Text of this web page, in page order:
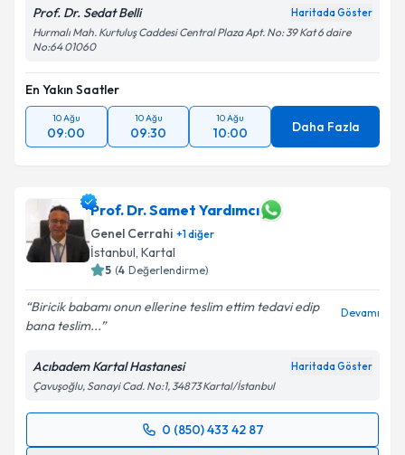
Prof. Dr. Sedat Belli Haritada Göster
Hurmalı Mah. Kurtuluş Caddesi Central Plaza Apt. No: 39 Kat 6 daire
No:64 01060
En Yakın Saatler
10 Ağu
09:00
10 Ağu
09:30
10 Ağu
10:00 Daha Fazla
Prof. Dr. Samet Yardımcı
Genel Cerrahi +1diğer
İstanbul, Kartal
5 (4 Değerlendirme)
Biricik babamı onun ellerine teslim ettim tedavi edip
bana teslim...
Devamı
Acıbadem Kartal Hastanesi Haritada Göster
Çavuşoğlu, Sanayi Cad. No:1, 34873 Kartal/İstanbul
0 (850) 433 42 87
Randevu Takvimi Talebi